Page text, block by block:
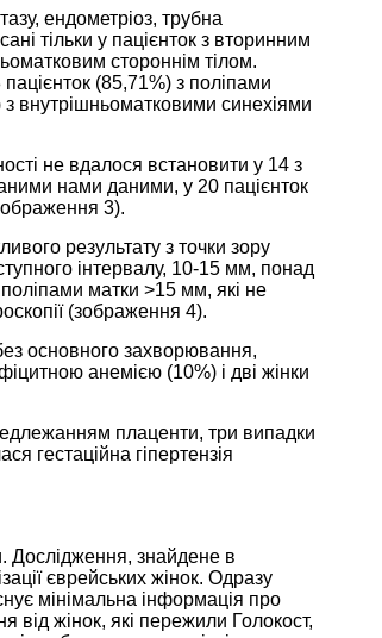
ендометріоз, трубна
тільки у пацієнток з вторинним
стороннім тілом.
(85,71%) з поліпами
з внутрішньоматковими синехіями
не вдалося встановити у 14 з
нами даними, у 20 пацієнток
3).
результату з точки зору
інтервалу, 10-15 мм, понад
поліпами матки >15 мм, які не
(зображення 4).
основного захворювання,
анемією (10%) і дві жінки
плаценти, три випадки
гестаційна гіпертензія
Дослідження, знайдене в
єврейських жінок. Одразу
мінімальна інформація про
від жінок, які пережили Голокост,